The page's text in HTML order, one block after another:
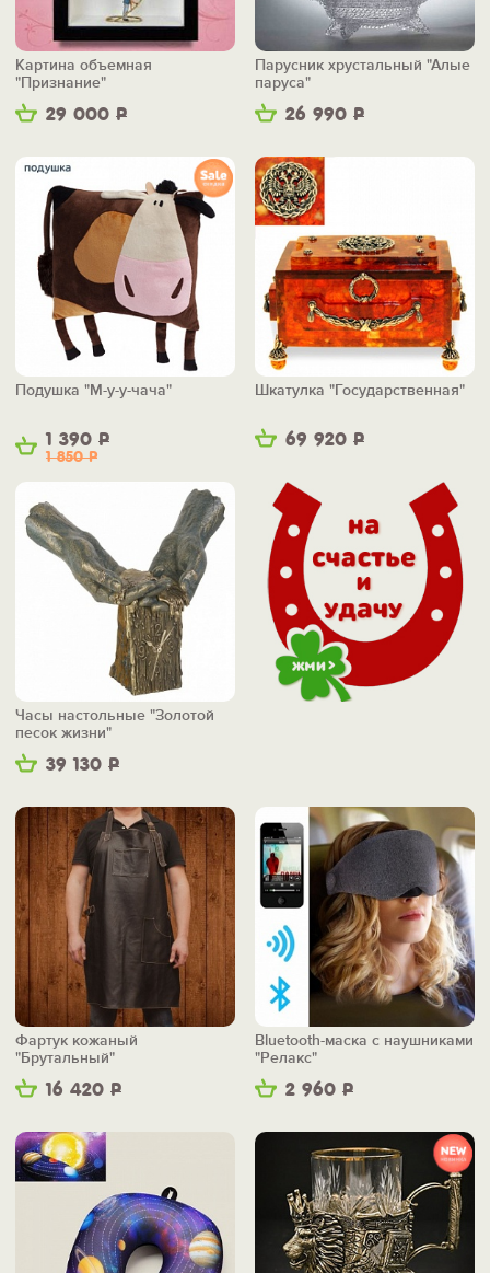
29 000 Р
Картина объемная
"Признание"
26 990 Р
Парусник хрустальный "Алые
паруса"
1 390 Р
1 850Р
Подушка "М-у-у-чача"
69 920 Р
Шкатулка "Государственная"
39 130 Р
Часы настольные "Золотой
песок жизни"
16 420 Р
Фартук кожаный
"Брутальный"
2 960 Р
Bluetooth-маска с наушниками
"Релакс"